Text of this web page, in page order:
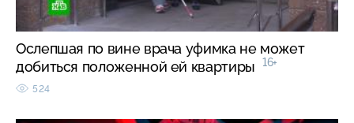
Ослепшая по вине врача уфимка не может
добиться положенной ей квартиры
16+
524